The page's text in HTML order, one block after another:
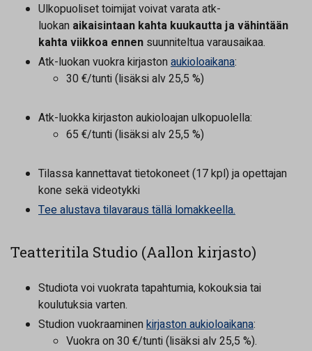
Ulkopuoliset toimijat voivat varata atk-
luokan aikaisintaan kahta kuukautta ja vähintään
kahta viikkoa ennen suunniteltua varausaikaa.
Atk-luokan vuokra kirjastonaukioloaikana:
30 €/tunti (lisäksi alv 25,5 %)
Atk-luokka kirjaston aukioloajan ulkopuolella:
65 €/tunti (lisäksi alv 25,5 %)
Tilassa kannettavat tietokoneet (17 kpl) ja opettajan
kone sekä videotykki
Tee alustava tilavaraus tällä lomakkeella.
Teatteritila Studio (Aallon kirjasto)
Studiota voi vuokrata tapahtumia, kokouksia tai
koulutuksia varten.
Studion vuokraaminenkirjaston aukioloaikana:
Vuokra on 30 €/tunti (lisäksi alv 25,5 %).